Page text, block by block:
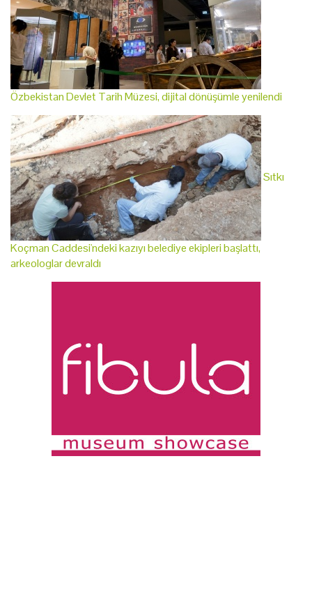
Özbekistan Devlet Tarih Müzesi, dijital dönüşümle yenilendi
Sıtkı
Koçman Caddesi'ndeki kazıyı belediye ekipleri başlattı,
arkeologlar devraldı